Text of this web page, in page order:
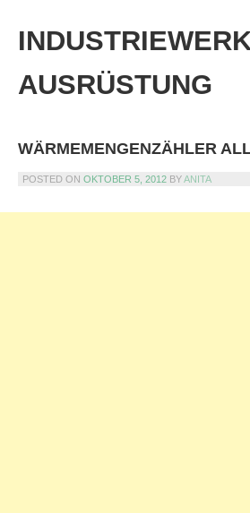
content
AUSRÜSTUNG
WÄRMEMENGENZÄHLER
POSTED ON OKTOBER 5, 2012 BYANITA